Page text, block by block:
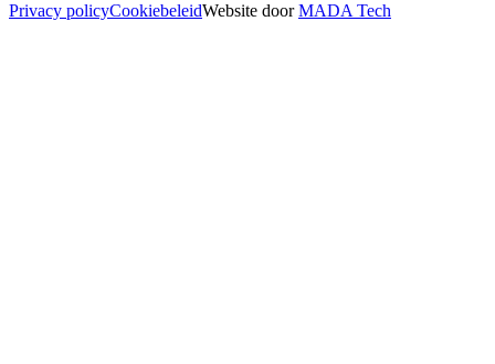
Privacy policyCookiebeleidWebsite door MADA Tech